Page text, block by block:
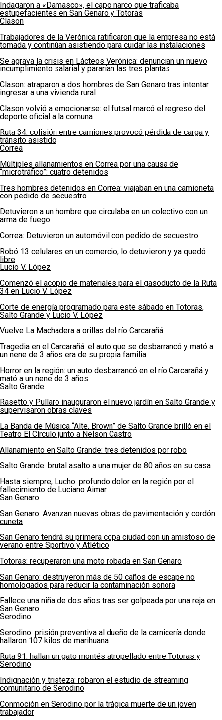
Indagaron a «Damasco», el capo narco que traficaba
estupefacientes en San Genaro y Totoras
Clason
Trabajadores de la Verónica ratificaron que la empresa no está
tomada y continúan asistiendo para cuidar las instalaciones
Se agrava la crisis en Lácteos Verónica: denuncian un nuevo
incumplimiento salarial y pararían las tres plantas
Clason: atraparon a dos hombres de San Genaro tras intentar
ingresar a una vivienda rural
Clason volvió a emocionarse: el futsal marcó el regreso del
deporte oficial a la comuna
Ruta 34: colisión entre camiones provocó pérdida de carga y
tránsito asistido
Correa
Múltiples allanamientos en Correa por una causa de
“microtráfico”: cuatro detenidos
Tres hombres detenidos en Correa: viajaban en una camioneta
con pedido de secuestro
Detuvieron a un hombre que circulaba en un colectivo con un
arma de fuego
Correa: Detuvieron un automóvil con pedido de secuestro
Robó 13 celulares en un comercio, lo detuvieron y ya quedó
libre
Lucio V. López
Comenzó el acopio de materiales para el gasoducto de la Ruta
34 en Lucio V. López
Corte de energía programado para este sábado en Totoras,
Salto Grande y Lucio V. López
Vuelve La Machadera a orillas del río Carcarañá
Tragedia en el Carcarañá: el auto que se desbarrancó y mató a
un nene de 3 años era de su propia familia
Horror en la región: un auto desbarrancó en el río Carcarañá y
mató a un nene de 3 años
Salto Grande
Rasetto y Pullaro inauguraron el nuevo jardín en Salto Grande y
supervisaron obras claves
La Banda de Música “Alte. Brown” de Salto Grande brilló en el
Teatro El Círculo junto a Nelson Castro
Allanamiento en Salto Grande: tres detenidos por robo
Salto Grande: brutal asalto a una mujer de 80 años en su casa
Hasta siempre, Lucho: profundo dolor en la región por el
fallecimiento de Luciano Aimar
San Genaro
San Genaro: Avanzan nuevas obras de pavimentación y cordón
cuneta
San Genaro tendrá su primera copa ciudad con un amistoso de
verano entre Sportivo y Atlético
Totoras: recuperaron una moto robada en San Genaro
San Genaro: destruyeron más de 50 caños de escape no
homologados para reducir la contaminación sonora
Fallece una niña de dos años tras ser golpeada por una reja en
San Genaro
Serodino
Serodino: prisión preventiva al dueño de la carnicería donde
hallaron 107 kilos de marihuana
Ruta 91: hallan un gato montés atropellado entre Totoras y
Serodino
Indignación y tristeza: robaron el estudio de streaming
comunitario de Serodino
Conmoción en Serodino por la trágica muerte de un joven
trabajador